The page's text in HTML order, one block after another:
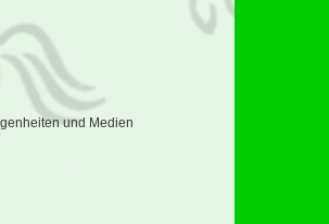
und Medien